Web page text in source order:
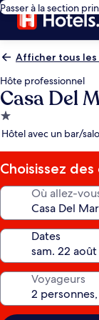
Passer à la section
Afficher tous
Hôte professionnel
Casa Del
Hébergement
1.0 étoile
Hôtel avec un bar/
Choisissez
Où allez-
Dates
Voyageurs